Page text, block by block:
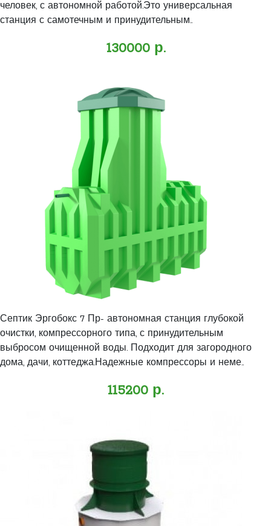
человек, с автономной работой.Это универсальная
станция с самотечным и принудительным..
130000 р.
Септик Эргобокс 7 Пр- автономная станция глубокой
очистки, компрессорного типа, с принудительным
выбросом очищенной воды. Подходит для загородного
дома, дачи, коттеджа.Надежные компрессоры и неме..
115200 р.